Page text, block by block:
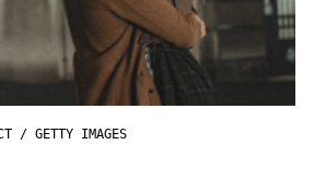
/ GETTY IMAGES